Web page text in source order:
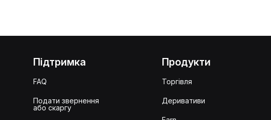
Підтримка
FAQ
Подати звернення
або скаргу
Продукти
Торгівля
Деривативи